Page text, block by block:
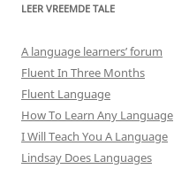
LEER VREEMDE TALE
A language learners’ forum
Fluent In Three Months
Fluent Language
How To Learn Any Language
I Will Teach You A Language
Lindsay Does Languages